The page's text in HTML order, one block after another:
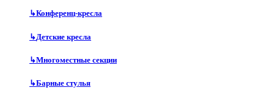
↳Конференц-кресла
↳Детские кресла
↳Многоместные секции
↳Барные стулья